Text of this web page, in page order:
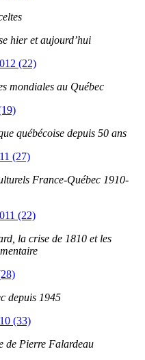
hier et aujourd’hui
(22)
mondiales au Québec
québécoise depuis 50 ans
(27)
France-Québec 1910-
(22)
la crise de 1810 et les
depuis 1945
(33)
de Pierre Falardeau